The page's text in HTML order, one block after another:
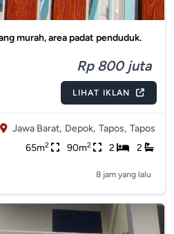
murah, area padat penduduk.
Rp 800 juta
LIHAT IKLAN
Jawa Barat, Depok, Tapos, Tapos
65m2 90m2 2 2
8 jam yang lalu